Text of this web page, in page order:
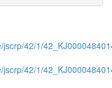
42/1/
42/1/